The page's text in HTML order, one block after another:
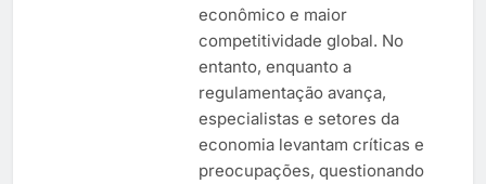
econômico e maior
competitividade global. No
entanto, enquanto a
regulamentação avança,
especialistas e setores da
economia levantam críticas e
preocupações, questionando